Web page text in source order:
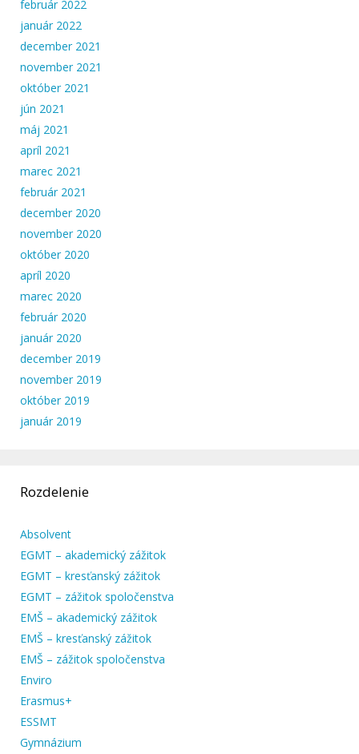
február 2022
január 2022
december 2021
november 2021
október 2021
jún 2021
máj 2021
apríl 2021
marec 2021
február 2021
december 2020
november 2020
október 2020
apríl 2020
marec 2020
február 2020
január 2020
december 2019
november 2019
október 2019
január 2019
Rozdelenie
Absolvent
EGMT – akademický zážitok
EGMT – kresťanský zážitok
EGMT – zážitok spoločenstva
EMŠ – akademický zážitok
EMŠ – kresťanský zážitok
EMŠ – zážitok spoločenstva
Enviro
Erasmus+
ESSMT
Gymnázium